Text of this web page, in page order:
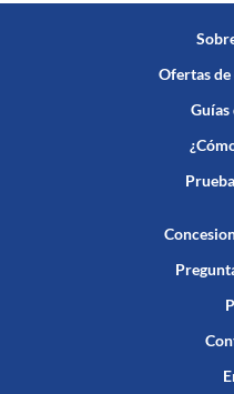
Ofertas
Guías